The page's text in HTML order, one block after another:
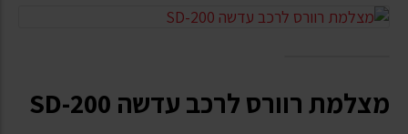
מצלמת רוורס לרכב עדשה SD-200